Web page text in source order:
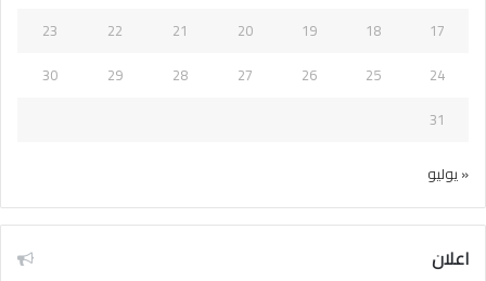
17
18
19
20
21
22
23
24
25
26
27
28
29
30
31
« يوليو
اعلان